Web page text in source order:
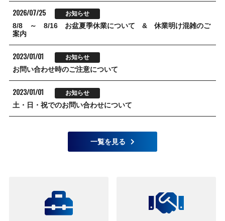
2026/07/25 お知らせ
8/8 ～ 8/16 お盆夏季休業について & 休業明け混雑のご
案内
2023/01/01 お知らせ
お問い合わせ時のご注意について
2023/01/01 お知らせ
土・日・祝でのお問い合わせについて
一覧を見る